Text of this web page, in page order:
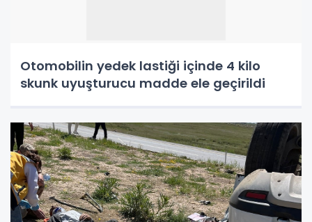
Otomobilin yedek lastiği içinde 4 kilo
skunk uyuşturucu madde ele geçirildi